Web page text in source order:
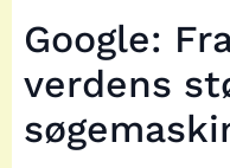
Google:
verdens